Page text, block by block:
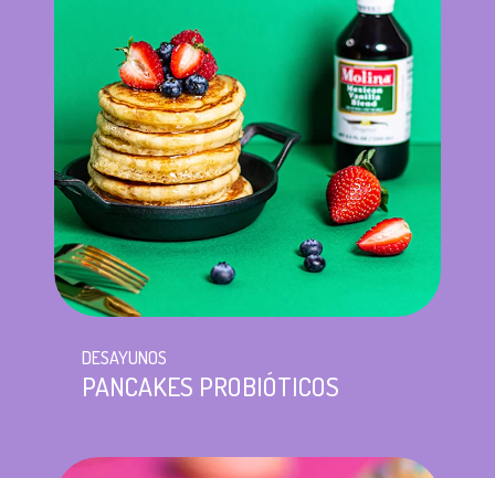
DESAYUNOS
PANCAKES PROBIÓTICOS